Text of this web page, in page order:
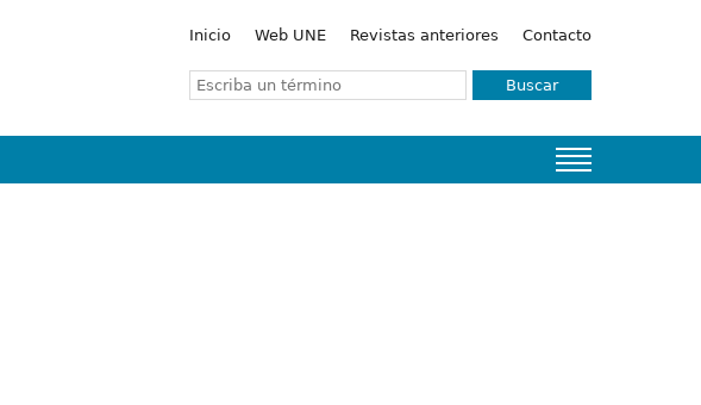
Inicio Web UNE Revistas anteriores Contacto
Buscar